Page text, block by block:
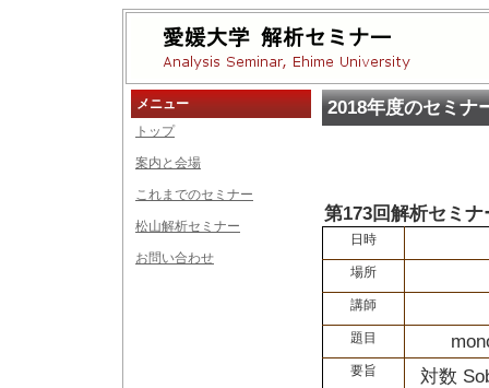
2018年度のセミナ
第173回解析セミナ
日時
場所
講師
題目
要旨
対数
メニュー
トップ
案内と会場
これまでのセミナー
松山解析セミナー
お問い合わせ